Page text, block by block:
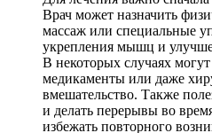
Врач может назначить
массаж или специальные
укрепления мышц и
В некоторых случаях могут
медикаменты или даже
вмешательство. Также
и делать перерывы во
избежать повторного